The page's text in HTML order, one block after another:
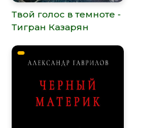
Твой голос в темноте -
Тигран Казарян